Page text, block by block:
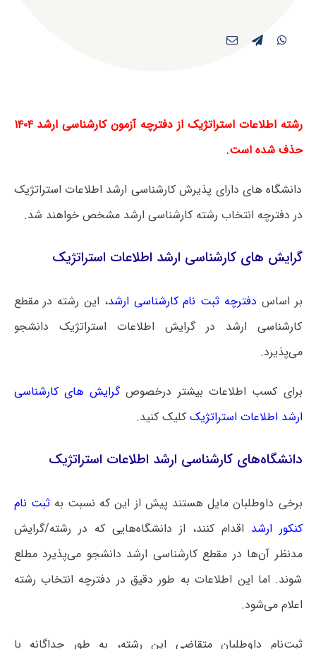
رشته اطلاعات استراتژیک از دفترچه آزمون کارشناسی ارشد ۱۴۰۴
حذف شده است.
دانشگاه های دارای پذیرش کارشناسی ارشد اطلاعات استراتژیک
در دفترچه انتخاب رشته کارشناسی ارشد مشخص خواهند شد.
گرایش های کارشناسی ارشد اطلاعات استراتژیک
بر اساس دفترچه ثبت نام کارشناسی ارشد، این رشته در مقطع
کارشناسی ارشد در گرایش‌ اطلاعات استراتژیک دانشجو
می‌پذیرد.
برای کسب اطلاعات بیشتر درخصوصگرایش های کارشناسی
ارشد اطلاعات استراتژیک کلیک کنید.
دانشگاه‌های کارشناسی ارشد اطلاعات استراتژیک
برخی داوطلبان مایل هستند پیش از این که نسبت به ثبت نام
کنکور ارشد اقدام کنند، از دانشگاه‌هایی که در رشته/گرایش
مدنظر آن‌ها در مقطع کارشناسی ارشد دانشجو می‌پذیرد مطلع
شوند. اما این اطلاعات به طور دقیق در دفترچه انتخاب رشته
اعلام می‌شود.
ثبت‌نام داوطلبان متقاضی این رشته، به طور جداگانه با